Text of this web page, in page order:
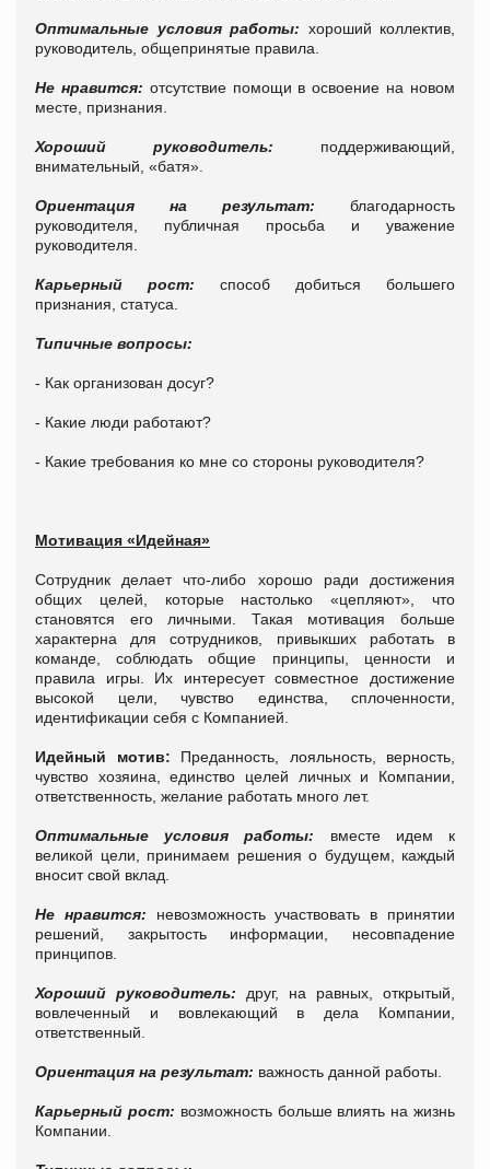
Оптимальные условия работы: хороший коллектив,
руководитель, общепринятые правила.
Не нравится: отсутствие помощи в освоение на новом
месте, признания.
Хороший руководитель: поддерживающий,
внимательный, «батя».
Ориентация на результат: благодарность
руководителя, публичная просьба и уважение
руководителя.
Карьерный рост: способ добиться большего
признания, статуса.
Типичные вопросы:
- Как организован досуг?
- Какие люди работают?
- Какие требования ко мне со стороны руководителя?
Мотивация «Идейная»
Сотрудник делает что-либо хорошо ради достижения
общих целей, которые настолько «цепляют», что
становятся его личными. Такая мотивация больше
характерна для сотрудников, привыкших работать в
команде, соблюдать общие принципы, ценности и
правила игры. Их интересует совместное достижение
высокой цели, чувство единства, сплоченности,
идентификации себя с Компанией.
Идейный мотив: Преданность, лояльность, верность,
чувство хозяина, единство целей личных и Компании,
ответственность, желание работать много лет.
Оптимальные условия работы: вместе идем к
великой цели, принимаем решения о будущем, каждый
вносит свой вклад.
Не нравится: невозможность участвовать в принятии
решений, закрытость информации, несовпадение
принципов.
Хороший руководитель: друг, на равных, открытый,
вовлеченный и вовлекающий в дела Компании,
ответственный.
Ориентация на результат: важность данной работы.
Карьерный рост: возможность больше влиять на жизнь
Компании.